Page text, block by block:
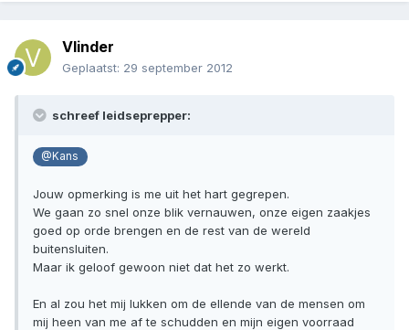
Vlinder
Geplaatst: 29 september 2012
schreef leidseprepper:
@Kans
Jouw opmerking is me uit het hart gegrepen.
We gaan zo snel onze blik vernauwen, onze eigen zaakjes
goed op orde brengen en de rest van de wereld
buitensluiten.
Maar ik geloof gewoon niet dat het zo werkt.
En al zou het mij lukken om de ellende van de mensen om
mij heen van me af te schudden en mijn eigen voorraad